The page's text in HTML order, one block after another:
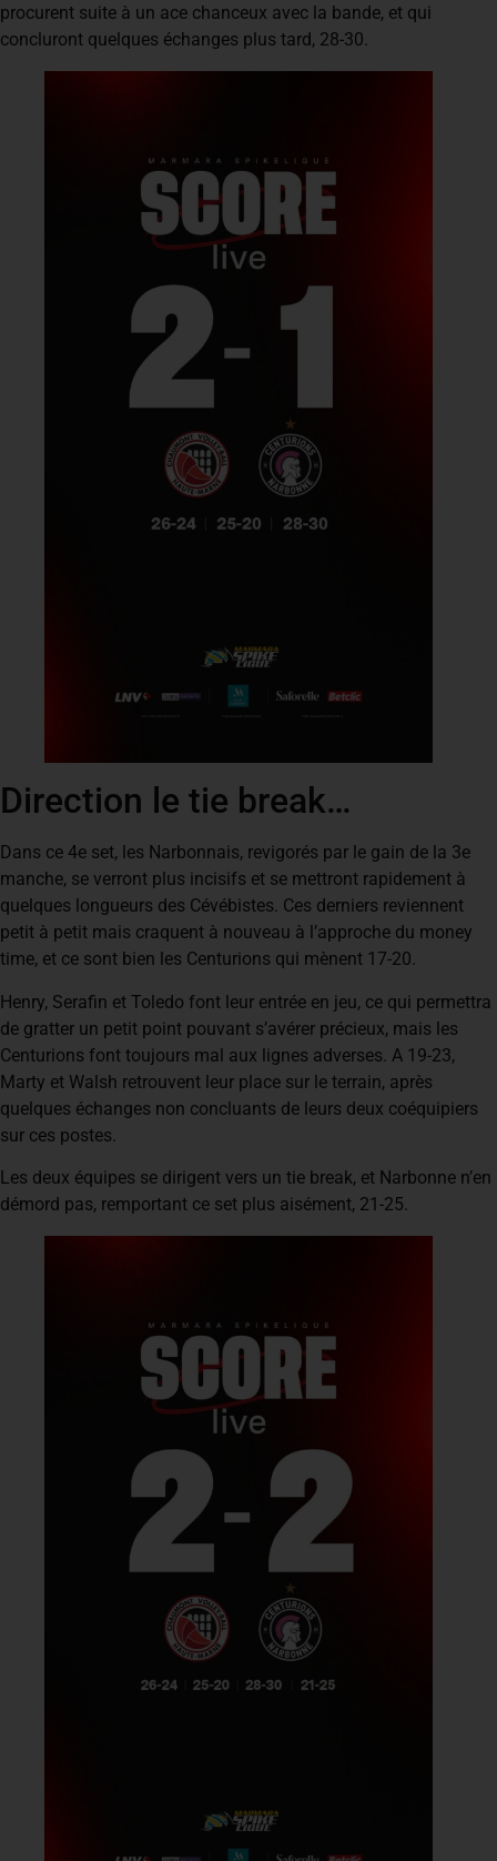
procurent suite à un ace chanceux avec la bande, et qui
concluront quelques échanges plus tard, 28-30.
Direction le tie break…
Dans ce 4e set, les Narbonnais, revigorés par le gain de la 3e
manche, se verront plus incisifs et se mettront rapidement à
quelques longueurs des Cévébistes. Ces derniers reviennent
petit à petit mais craquent à nouveau à l’approche du money
time, et ce sont bien les Centurions qui mènent 17-20.
Henry, Serafin et Toledo font leur entrée en jeu, ce qui permettra
de gratter un petit point pouvant s’avérer précieux, mais les
Centurions font toujours mal aux lignes adverses. A 19-23,
Marty et Walsh retrouvent leur place sur le terrain, après
quelques échanges non concluants de leurs deux coéquipiers
sur ces postes.
Les deux équipes se dirigent vers un tie break, et Narbonne n’en
démord pas, remportant ce set plus aisément, 21-25.